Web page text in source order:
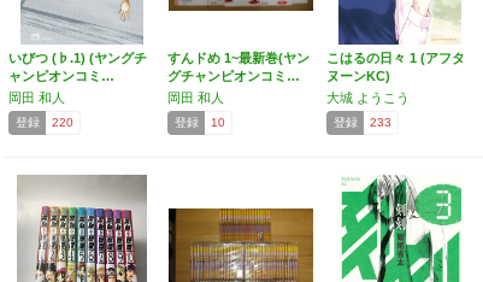
いびつ (♭.1) (ヤングチ
ャンピオンコミ…
岡田 和人
登録 220
すんドめ 1~最新巻(ヤン
グチャンピオンコミ…
岡田 和人
登録 10
こはるの日々 1 (アフタ
ヌーンKC)
大城 ようこう
登録 233